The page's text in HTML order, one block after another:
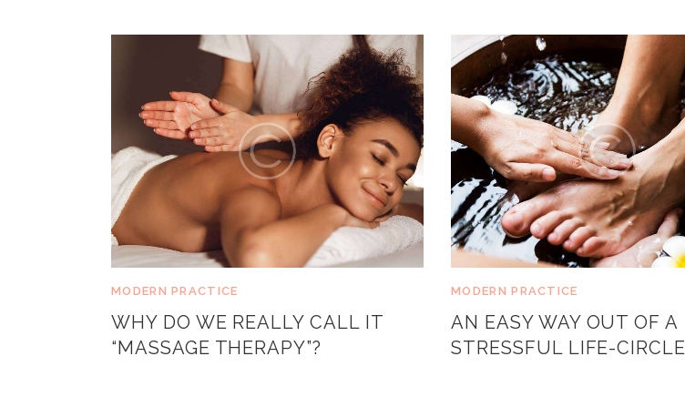
MODERN PRACTICE
WHY DO WE REALLY CALL IT
“MASSAGE THERAPY”?
MODERN PRACTICE
AN EASY WAY OUT OF A
STRESSFUL LIFE-CIRCLE